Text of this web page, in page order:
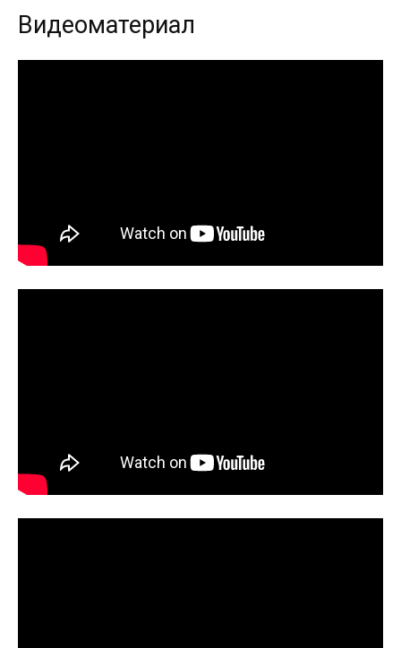
Видеоматериал